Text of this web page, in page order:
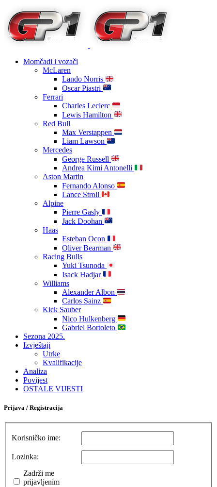
Momčadi i vozači
McLaren
Lando Norris
Oscar Piastri
Ferrari
Charles Leclerc
Lewis Hamilton
Red Bull
Max Verstappen
Liam Lawson
Mercedes
George Russell
Andrea Kimi Antonelli
Aston Martin
Fernando Alonso
Lance Stroll
Alpine
Pierre Gasly
Jack Doohan
Haas
Esteban Ocon
Oliver Bearman
Racing Bulls
Yuki Tsunoda
Isack Hadjar
Williams
Alexander Albon
Carlos Sainz
Kick Sauber
Nico Hulkenberg
Gabriel Bortoleto
Sezona 2025.
Izvještaji
Utrke
Kvalifikacije
Analiza
Povijest
OSTALE VIJESTI
Prijava / Registracija
Korisničko ime:
Lozinka:
Zadrži me
prijavljenim